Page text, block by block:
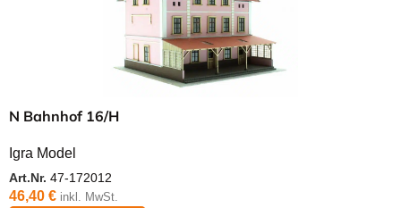
N Bahnhof 16/H
Igra Model
Art.Nr. 47-172012
46,40 € inkl. MwSt.